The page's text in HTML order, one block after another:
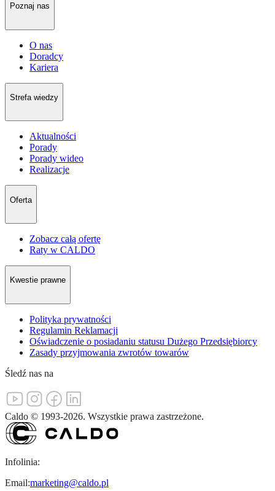
Poznaj nas
O nas
Doradcy
Kariera
Strefa wiedzy
Aktualności
Porady
Porady wideo
Realizacje
Oferta
Zobacz całą ofertę
Raty w CALDO
Kwestie prawne
Polityka prywatności
Regulamin Reklamacji
Oświadczenie o posiadaniu statusu Dużego Przedsiębiorcy
Zasady przyjmowania zwrotów towarów
Śledź nas na
Caldo © 1993-2026. Wszystkie prawa zastrzeżone.
Infolinia:
Email:marketing@caldo.pl